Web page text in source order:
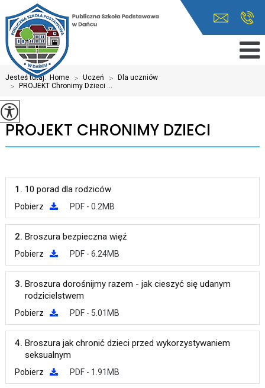
Jesteś tutaj: Home > Uczeń > Dla uczniów
> PROJEKT Chronimy Dzieci ...
PROJEKT CHRONIMY DZIECI
1. 10 porad dla rodziców
Pobierz PDF - 0.2MB
2. Broszura bezpieczna więź
Pobierz PDF - 6.24MB
3. Broszura dorośnijmy razem - jak cieszyć się udanym
rodzicielstwem
Pobierz PDF - 5.01MB
4. Broszura jak chronić dzieci przed wykorzystywaniem
seksualnym
Pobierz PDF - 1.91MB